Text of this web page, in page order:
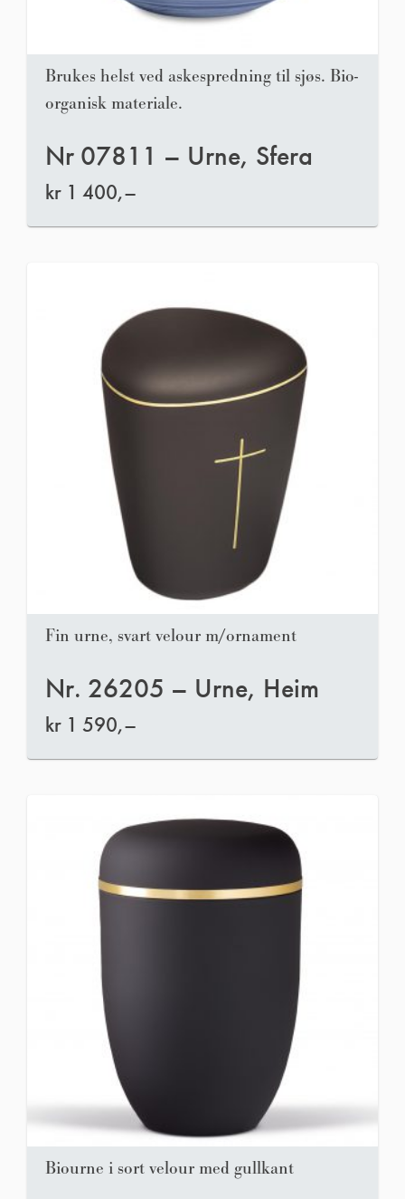
Brukes helst ved askespredning til sjøs. Bio-
organisk materiale.
Nr 07811 – Urne, Sfera
kr 1 400,–
Fin urne, svart velour m/ornament
Nr. 26205 – Urne, Heim
kr 1 590,–
Biourne i sort velour med gullkant